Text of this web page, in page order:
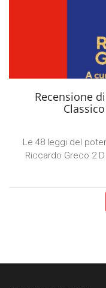
Recensione
Le 48 leggi del
Riccardo Greco 2